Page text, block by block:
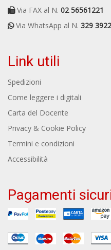
Via FAX al N. 02 56561221
Via WhatsApp al N. 329
Link utili
Spedizioni
Come leggere i digitali
Carta del Docente
Privacy & Cookie Policy
Termini e condizioni
Accessibilità
Pagamenti